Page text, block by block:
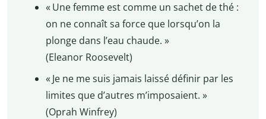
« Une femme est comme un sachet de thé :
on ne connaît sa force que lorsqu’on la
plonge dans l’eau chaude. »
(Eleanor Roosevelt)
« Je ne me suis jamais laissé définir par les
limites que d’autres m’imposaient. »
(Oprah Winfrey)